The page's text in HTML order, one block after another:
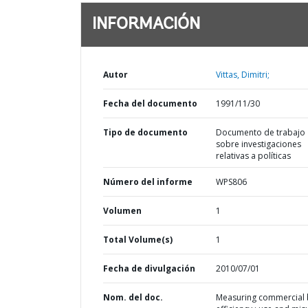
INFORMACIÓN
Autor Vittas, Dimitri;
Fecha del documento 1991/11/30
Tipo de documento
Documento de trabajo
sobre investigaciones
relativas a políticas
Número del informe WPS806
Volumen 1
Total Volume(s) 1
Fecha de divulgación 2010/07/01
Nom. del doc.
Measuring commercial